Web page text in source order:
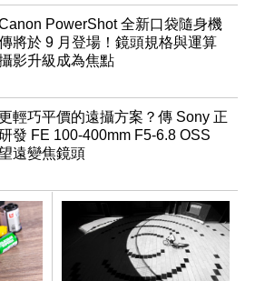
PowerShot 全新口袋隨身機
將於 9 月登場！鏡頭規格與運算
影升級成為焦點
更輕巧平價的遠攝方案？傳 Sony 正
發 FE 100-400mm F5-6.8 OSS
遠變焦鏡頭